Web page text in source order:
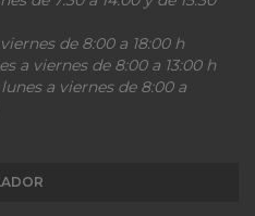
de 8:00 a 18:00 h
a viernes de 8:00 a 13:00 h
a viernes de 8:00 a